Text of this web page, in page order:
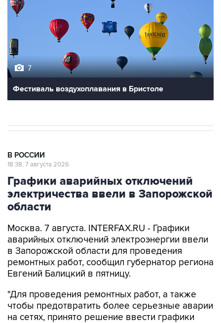
7
Фестиваль воздухоплавания в Бристоле
В РОССИИ
18:38, 7 августа 2026
Графики аварийных отключений
электричества ввели в Запорожской
области
Москва. 7 августа. INTERFAX.RU - Графики
аварийных отключений электроэнергии ввели
в Запорожской области для проведения
ремонтных работ, сообщил губернатор региона
Евгений Балицкий в пятницу.
"Для проведения ремонтных работ, а также
чтобы предотвратить более серьезные аварии
на сетях, принято решение ввести графики